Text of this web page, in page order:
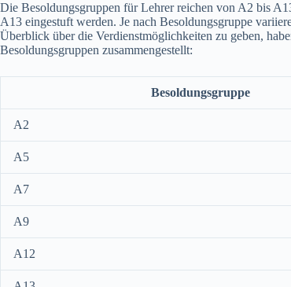
Die Besoldungsgruppen für Lehrer reichen von A2 bis
A13 eingestuft werden. Je nach Besoldungsgruppe
Überblick über die Verdienstmöglichkeiten zu geben,
Besoldungsgruppen zusammengestellt:
Besoldungsgruppe
A2
A5
A7
A9
A12